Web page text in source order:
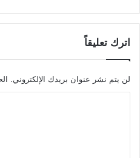
اترك تعليقاً
لن يتم نشر عنوان بريدك الإلكتروني.